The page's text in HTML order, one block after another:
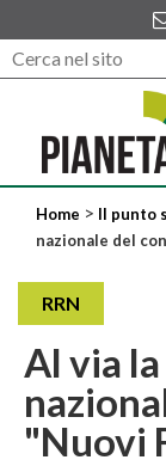
Home > Il punto
nazionale del
RRN
Al via
"Nuovi